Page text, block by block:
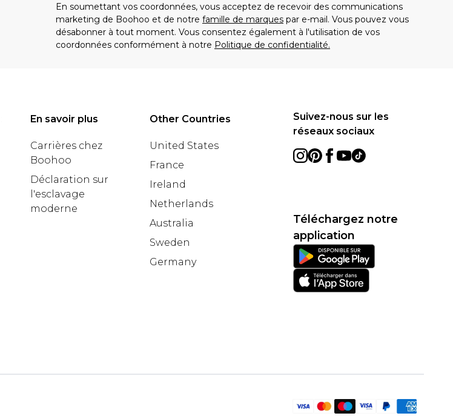
En soumettant vos coordonnées, vous acceptez de recevoir des communications
marketing de Boohoo et de notre famille de marques par e-mail. Vous pouvez vous
désabonner à tout moment. Vous consentez également à l'utilisation de vos
coordonnées conformément à notre Politique de confidentialité.
En savoir plus
Carrières chez
Boohoo
Déclaration sur
l'esclavage
moderne
Other Countries
United States
France
Ireland
Netherlands
Australia
Sweden
Germany
Suivez-nous sur les
réseaux sociaux
Téléchargez notre
application